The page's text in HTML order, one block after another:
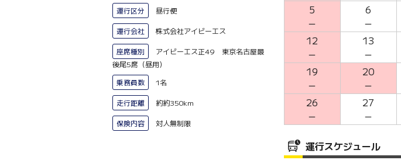
運行区分 昼行便
運行会社 株式会社アイビーエス
座席種別
アイビーエス正49 東京名古屋最
後尾5席（昼用）
乗務員数
1名
走行距離 約約350km
保険内容 対人無制限
5
－
6
－
12
－
13
－
19
－
20
－
26
－
27
－
運行スケジュール